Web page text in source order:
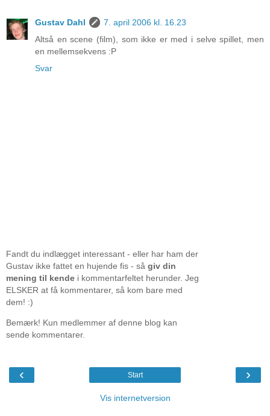
Gustav Dahl
7. april 2006 kl. 16.23
Altså en scene (film), som ikke er med i selve spillet, men
en mellemsekvens :P
Svar
Fandt du indlægget interessant - eller har ham der
Gustav ikke fattet en hujende fis - så giv din
mening til kende i kommentarfeltet herunder. Jeg
ELSKER at få kommentarer, så kom bare med
dem! :)
Bemærk! Kun medlemmer af denne blog kan
sende kommentarer.
‹ ›
Start
Vis internetversion